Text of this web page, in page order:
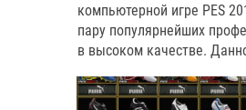
компьютерной игре PES
пару популярнейших
в высоком качестве.